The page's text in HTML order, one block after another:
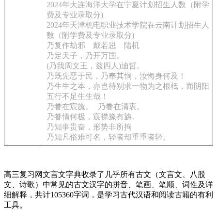
2024年大连海洋大学在宁夏计划招生人数（附学
费及专业录取分)
2024年天津机电职业技术学院在云南计划招生人
数（附学费及专业录取分)
乃复作劫邪 戴若思 陆机
乃定天子，乃开万国。
(乃我周文王，兹四人)迪哲。
乃既先恶于民，乃奉其恫，汝悔身何及！
乃生生之本，亦岂待别求一物为之根柢，而阴阳
五行不足生生哉！
乃眷在宸旒。
乃眷在清衷。
乃眷情何极，宸襟豫有旃。
乃知事贵奋，形势非所拘
乃知凡俗难可名，轻者却重重者轻。
高三复习网文言文字典收录了几乎所有古文（文言文、八股
文、诗歌）中常见的古文汉字的拼音、笔画、笔顺、词性及详
细解释，共计105360字词，是学习古代汉语和阅读古籍的有利
工具。